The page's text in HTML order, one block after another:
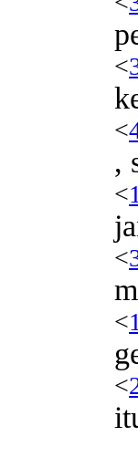
<
<
,
<
<
<
<